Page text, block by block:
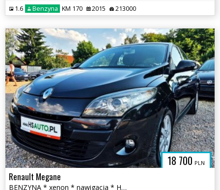
1.6 Benzyna KM 170 2015 213000
18 700 PLN
Renault Megane
BENZYNA * xenon * nawigacja * HANDS FREE * super * OKAZJA * 5 drzwi